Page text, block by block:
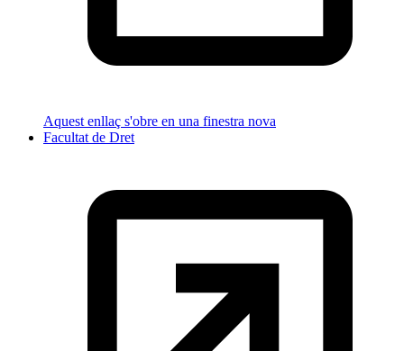
Aquest enllaç s'obre en una finestra nova
Facultat de Dret